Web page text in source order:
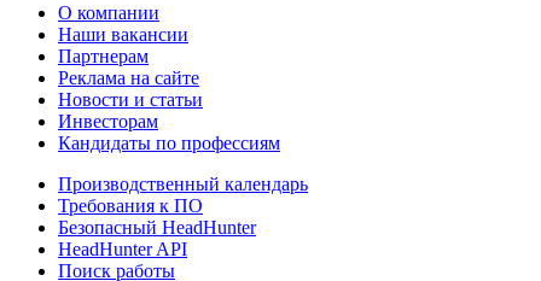
О компании
Наши вакансии
Партнерам
Реклама на сайте
Новости и статьи
Инвесторам
Кандидаты по профессиям
Производственный календарь
Требования к ПО
Безопасный HeadHunter
HeadHunter API
Поиск работы